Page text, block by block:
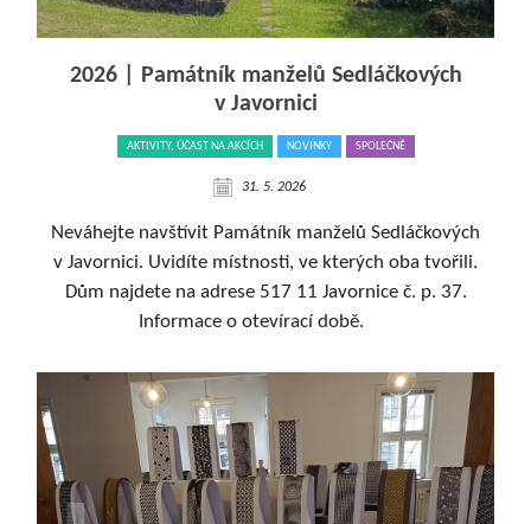
2026 | Památník manželů Sedláčkových
v Javornici
AKTIVITY, ÚČAST NA AKCÍCH NOVINKY SPOLEČNĚ
31. 5. 2026
Neváhejte navštívit Památník manželů Sedláčkových
v Javornici. Uvidíte místnosti, ve kterých oba tvořili.
Dům najdete na adrese 517 11 Javornice č. p. 37.
Informace o otevírací době.